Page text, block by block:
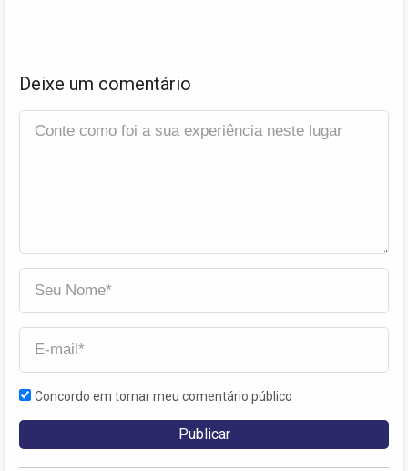
Deixe um comentário
Concordo em tornar meu comentário público